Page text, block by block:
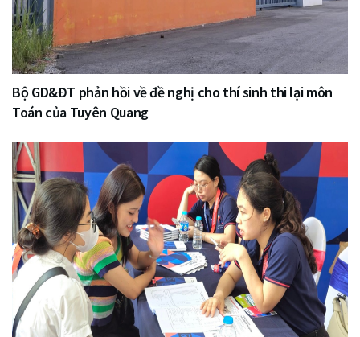
Bộ GD&ĐT phản hồi về đề nghị cho thí sinh thi lại môn
Toán của Tuyên Quang